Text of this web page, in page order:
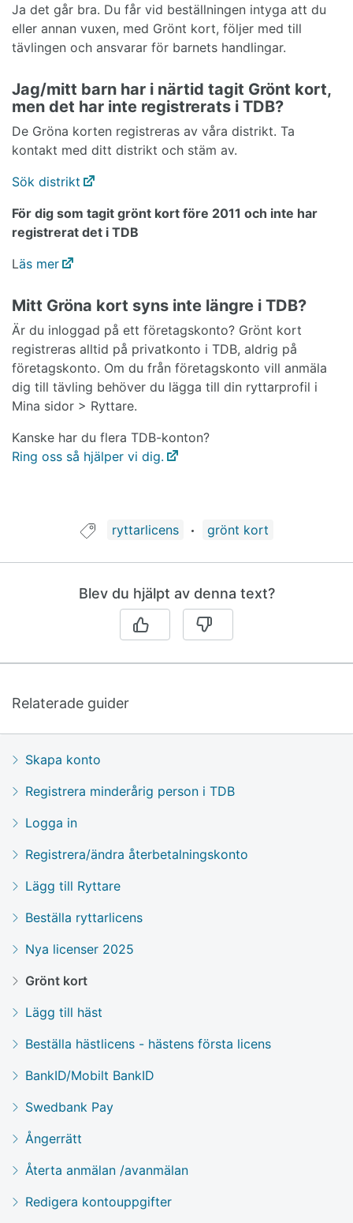
Ja det går bra. Du får vid beställningen intyga att du
eller annan vuxen, med Grönt kort, följer med till
tävlingen och ansvarar för barnets handlingar.
Jag/mitt barn har i närtid tagit Grönt kort,
men det har inte registrerats i TDB?
De Gröna korten registreras av våra distrikt. Ta
kontakt med ditt distrikt och stäm av.
Sök distrikt
För dig som tagit grönt kort före 2011 och inte har
registrerat det i TDB
Läs mer
Mitt Gröna kort syns inte längre i TDB?
Är du inloggad på ett företagskonto? Grönt kort
registreras alltid på privatkonto i TDB, aldrig på
företagskonto. Om du från företagskonto vill anmäla
dig till tävling behöver du lägga till din ryttarprofil i
Mina sidor > Ryttare.
Kanske har du flera TDB-konton?
Ring oss så hjälper vi dig.
Guide taggad med:
ryttarlicens grönt kort
Blev du hjälpt av denna text?
Relaterade guider
Skapa konto
Registrera minderårig person i TDB
Logga in
Registrera/ändra återbetalningskonto
Lägg till Ryttare
Beställa ryttarlicens
Nya licenser 2025
Grönt kort
Lägg till häst
Beställa hästlicens - hästens första licens
BankID/Mobilt BankID
Swedbank Pay
Ångerrätt
Återta anmälan /avanmälan
Redigera kontouppgifter